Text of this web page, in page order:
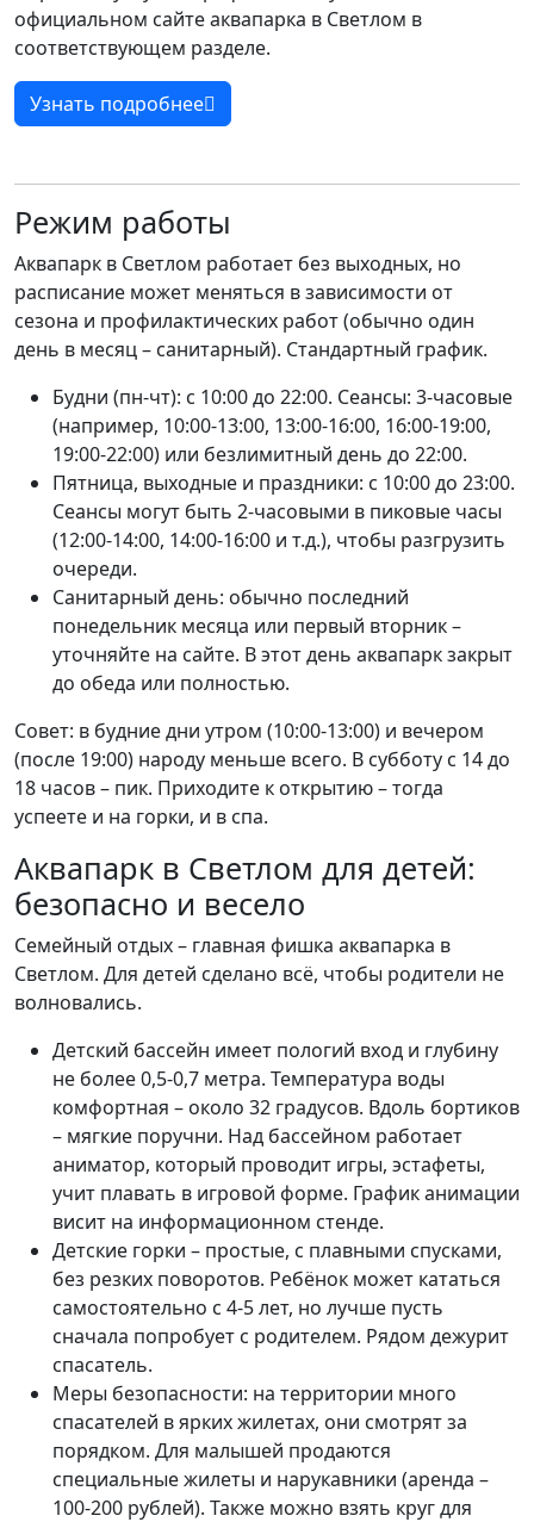
официальном сайте аквапарка в Светлом в
соответствующем разделе.
Узнать подробнее
Режим работы
Аквапарк в Светлом работает без выходных, но
расписание может меняться в зависимости от
сезона и профилактических работ (обычно один
день в месяц – санитарный). Стандартный график.
Будни (пн-чт): с 10:00 до 22:00. Сеансы: 3-часовые
(например, 10:00-13:00, 13:00-16:00, 16:00-19:00,
19:00-22:00) или безлимитный день до 22:00.
Пятница, выходные и праздники: с 10:00 до 23:00.
Сеансы могут быть 2-часовыми в пиковые часы
(12:00-14:00, 14:00-16:00 и т.д.), чтобы разгрузить
очереди.
Санитарный день: обычно последний
понедельник месяца или первый вторник –
уточняйте на сайте. В этот день аквапарк закрыт
до обеда или полностью.
Совет: в будние дни утром (10:00-13:00) и вечером
(после 19:00) народу меньше всего. В субботу с 14 до
18 часов – пик. Приходите к открытию – тогда
успеете и на горки, и в спа.
Аквапарк в Светлом для детей:
безопасно и весело
Семейный отдых – главная фишка аквапарка в
Светлом. Для детей сделано всё, чтобы родители не
волновались.
Детский бассейн имеет пологий вход и глубину
не более 0,5-0,7 метра. Температура воды
комфортная – около 32 градусов. Вдоль бортиков
– мягкие поручни. Над бассейном работает
аниматор, который проводит игры, эстафеты,
учит плавать в игровой форме. График анимации
висит на информационном стенде.
Детские горки – простые, с плавными спусками,
без резких поворотов. Ребёнок может кататься
самостоятельно с 4-5 лет, но лучше пусть
сначала попробует с родителем. Рядом дежурит
спасатель.
Меры безопасности: на территории много
спасателей в ярких жилетах, они смотрят за
порядком. Для малышей продаются
специальные жилеты и нарукавники (аренда –
100-200 рублей). Также можно взять круг для